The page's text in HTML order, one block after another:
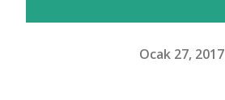
Ocak 27, 2017